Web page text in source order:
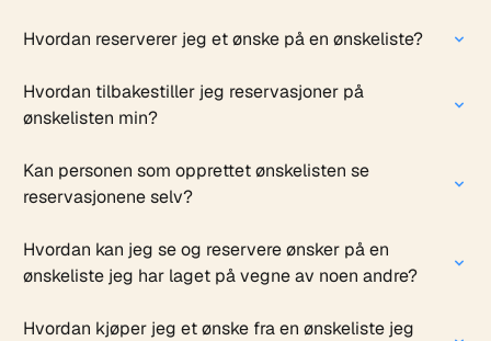
Hvordan reserverer jeg et ønske på en ønskeliste?
Hvordan tilbakestiller jeg reservasjoner på
ønskelisten min?
Kan personen som opprettet ønskelisten se
reservasjonene selv?
Hvordan kan jeg se og reservere ønsker på en
ønskeliste jeg har laget på vegne av noen andre?
Hvordan kjøper jeg et ønske fra en ønskeliste jeg